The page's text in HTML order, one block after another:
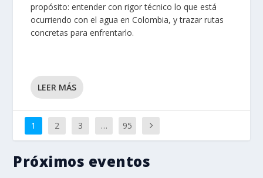
propósito: entender con rigor técnico lo que está
ocurriendo con el agua en Colombia, y trazar rutas
concretas para enfrentarlo.
LEER MÁS
1 2 3 … 95
Próximos eventos